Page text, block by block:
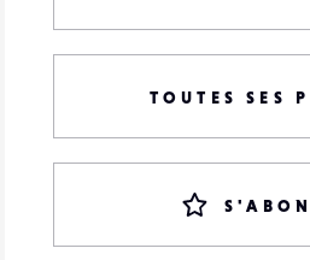
TOUTES SES